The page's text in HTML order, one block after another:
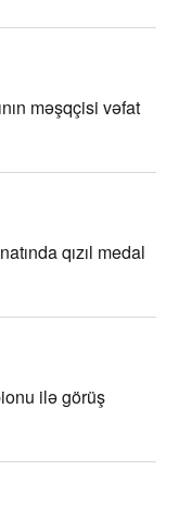
məşqçisi vəfat
qızıl medal
ilə görüş